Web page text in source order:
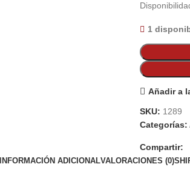
1
Añadir a
SKU: 1289
Categorías:
Compartir:
INFORMACIÓN ADICIONALVALORACIONES (0)